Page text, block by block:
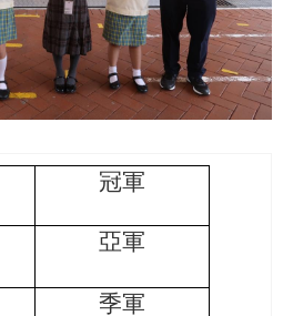
冠軍
亞軍
季軍